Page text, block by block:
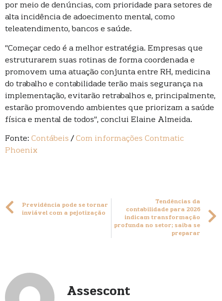
por meio de denúncias, com prioridade para setores de
alta incidência de adoecimento mental, como
teleatendimento, bancos e saúde.
“Começar cedo é a melhor estratégia. Empresas que
estruturarem suas rotinas de forma coordenada e
promovem uma atuação conjunta entre RH, medicina
do trabalho e contabilidade terão mais segurança na
implementação, evitarão retrabalhos e, principalmente,
estarão promovendo ambientes que priorizam a saúde
física e mental de todos”, conclui Elaine Almeida.
Fonte: Contábeis / Com informações Contmatic
Phoenix
Previdência pode se tornar
inviável com a pejotização
Tendências da
contabilidade para 2026
indicam transformação
profunda no setor; saiba se
preparar
Assescont